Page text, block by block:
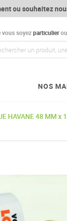
ou souhaitez
vous soyezparticulierou
NOS
HAVANE 48 MM